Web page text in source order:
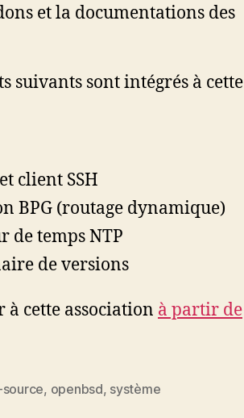
et la documentations des
suivants sont intégrés à cette
client SSH
BPG (routage dynamique)
de temps NTP
de versions
cette association à partir de
, openbsd, système